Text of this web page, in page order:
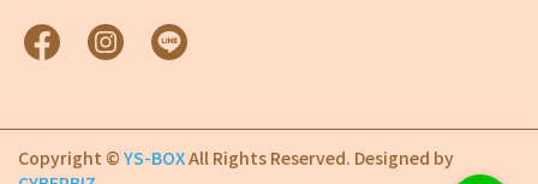
Copyright © YS-BOXAll Rights Reserved. Designed by